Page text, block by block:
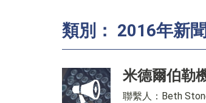
類別： 2016年新
米德爾伯勒
聯繫人：Beth